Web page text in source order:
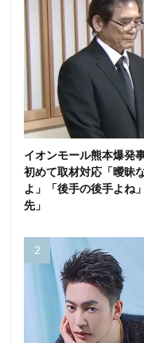
イオンモール熊本爆発
初めて取材対応「曖昧
よ」「後手の後手よね
先」